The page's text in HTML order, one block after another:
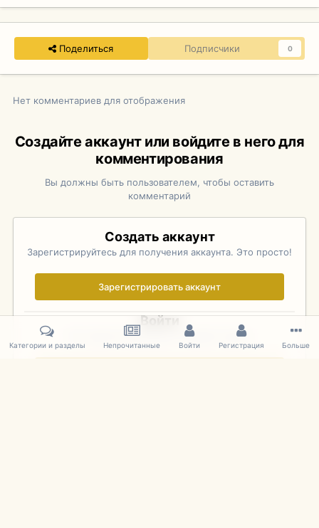
Поделиться Подписчики 0
Нет комментариев для отображения
Создайте аккаунт или войдите в него для
комментирования
Вы должны быть пользователем, чтобы оставить
комментарий
Создать аккаунт
Зарегистрируйтесь для получения аккаунта. Это просто!
Зарегистрировать аккаунт
Войти
Уже зарегистрированы? Войдите здесь.
Категории и разделы Непрочитанные Войти Регистрация Больше